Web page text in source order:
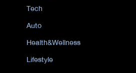
Tech
Auto
Health&Wellness
Lifestyle